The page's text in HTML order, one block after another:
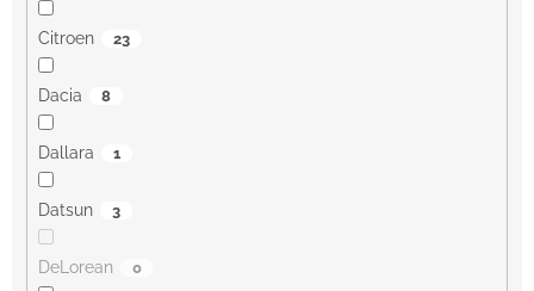
Citroen 23
Dacia 8
Dallara 1
Datsun 3
DeLorean 0